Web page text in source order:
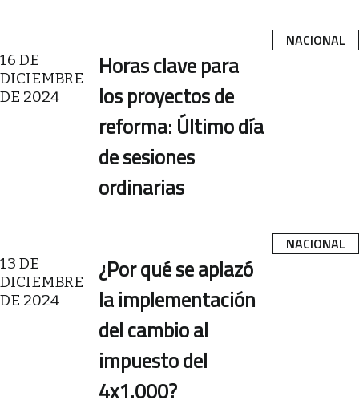
NACIONAL
NACIONAL
16 DE
DICIEMBRE
DE 2024
Horas clave para
los proyectos de
reforma: Último día
de sesiones
ordinarias
13 DE
DICIEMBRE
DE 2024
¿Por qué se aplazó
la implementación
del cambio al
impuesto del
4x1.000?